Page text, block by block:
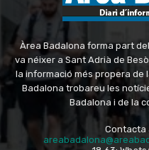
Àrea Badalona forma part
va néixer a Sant Adrià de
la informació més propera de
Badalona trobareu les
Badalona i de la
Contacta